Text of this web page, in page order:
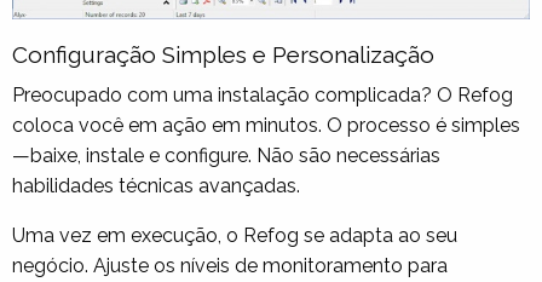
Configuração Simples e Personalização
Preocupado com uma instalação complicada? O Refog
coloca você em ação em minutos. O processo é simples
—baixe, instale e configure. Não são necessárias
habilidades técnicas avançadas.
Uma vez em execução, o Refog se adapta ao seu
negócio. Ajuste os níveis de monitoramento para